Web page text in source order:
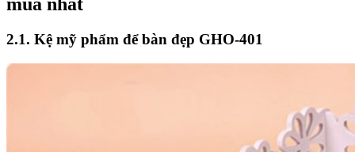
mua nhất
2.1. Kệ mỹ phẩm để bàn đẹp GHO-401